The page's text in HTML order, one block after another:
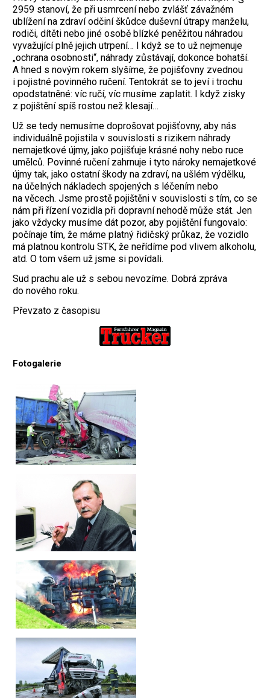
2959 stanoví, že při usmrcení nebo zvlášť závažném
ublížení na zdraví odčiní škůdce duševní útrapy manželu,
rodiči, dítěti nebo jiné osobě blízké peněžitou náhradou
vyvažující plně jejich utrpení… I když se to už nejmenuje
„ochrana osobnosti“, náhrady zůstávají, dokonce bohatší.
A hned s novým rokem slyšíme, že pojišťovny zvednou
i pojistné povinného ručení. Tentokrát se to jeví i trochu
opodstatněné: víc ručí, víc musíme zaplatit. I když zisky
z pojištění spíš rostou než klesají…
Už se tedy nemusíme doprošovat pojišťovny, aby nás
individuálně pojistila v souvislosti s rizikem náhrady
nemajetkové újmy, jako pojišťuje krásné nohy nebo ruce
umělců. Povinné ručení zahrnuje i tyto nároky nemajetkové
újmy tak, jako ostatní škody na zdraví, na ušlém výdělku,
na účelných nákladech spojených s léčením nebo
na věcech. Jsme prostě pojištěni v souvislosti s tím, co se
nám při řízení vozidla při dopravní nehodě může stát. Jen
jako vždycky musíme dát pozor, aby pojištění fungovalo:
počínaje tím, že máme platný řidičský průkaz, že vozidlo
má platnou kontrolu STK, že neřídíme pod vlivem alkoholu,
atd. O tom všem už jsme si povídali.
Sud prachu ale už s sebou nevozíme. Dobrá zpráva
do nového roku.
Převzato z časopisu
Fotogalerie